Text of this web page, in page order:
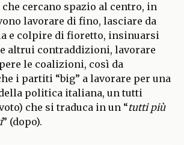
cercano spazio al centro, in
lavorare di fino, lasciare da
e colpire di fioretto, insinuarsi
altrui contraddizioni, lavorare
le coalizioni, così da
i partiti “big” a lavorare per una
politica italiana, un tutti
che si traduca in un “tutti più
” (dopo).